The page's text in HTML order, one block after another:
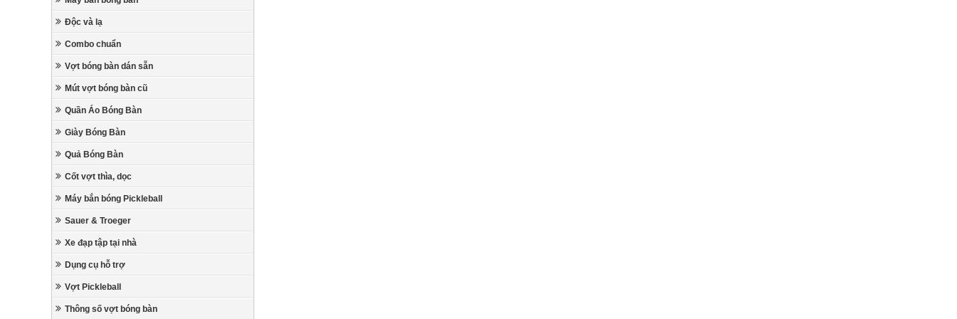
Độc và lạ
Combo chuẩn
Vợt bóng bàn dán sẵn
Mút vợt bóng bàn cũ
Quần Áo Bóng Bàn
Giày Bóng Bàn
Quả Bóng Bàn
Cốt vợt thìa, dọc
Máy bắn bóng Pickleball
Sauer & Troeger
Xe đạp tập tại nhà
Dụng cụ hỗ trợ
Vợt Pickleball
Thông số vợt bóng bàn